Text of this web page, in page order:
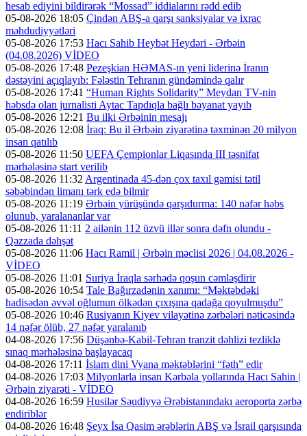
hesab ediyini bildirərək “Mossad” iddialarını rədd edib
05-08-2026 18:05 Çindən ABŞ-a qarşı sanksiyalar və ixrac
məhdudiyyətləri
05-08-2026 17:53 Hacı Sahib Heybət Heydəri - Ərbəin
(04.08.2026) VİDEO
05-08-2026 17:48 Pezeşkian HƏMAS-ın yeni liderinə İranın
dəstəyini açıqlayıb: Fələstin Tehranın gündəmində qalır
05-08-2026 17:41 “Human Rights Solidarity” Meydan TV-nin
həbsdə olan jurnalisti Aytac Tapdıqla bağlı bəyanat yayıb
05-08-2026 12:21 Bu ilki Ərbəinin mesajı
05-08-2026 12:08 İraq: Bu il Ərbəin ziyarətinə təxminən 20 milyon
insan qatılıb
05-08-2026 11:50 UEFA Çempionlar Liqasında III təsnifat
mərhələsinə start verilib
05-08-2026 11:32Argentinada 45-dən çox taxıl gəmisi tətil
səbəbindən limanı tərk edə bilmir
05-08-2026 11:19 Ərbəin yürüşündə qarşıdurma: 140 nəfər həbs
olunub, yaralananlar var
05-08-2026 11:11 2 ailənin 112 üzvü illər sonra dəfn olundu -
Qəzzada dəhşət
05-08-2026 11:06 Hacı Ramil | Ərbəin məclisi 2026 | 04.08.2026 -
VİDEO
05-08-2026 11:01 Suriya İraqla sərhədə qoşun cəmləşdirir
05-08-2026 10:54 Tale Bağırzadənin xanımı: “Məktəbdəki
hadisədən əvvəl oğlumun ölkədən çıxışına qadağa qoyulmuşdu”
05-08-2026 10:46 Rusiyanın Kiyev vilayətinə zərbələri nəticəsində
14 nəfər ölüb, 27 nəfər yaralanıb
04-08-2026 17:56 Düşənbə-Kabil-Tehran tranzit dəhlizi tezliklə
sınaq mərhələsinə başlayacaq
04-08-2026 17:11 İslam dini Vyana məktəblərini “fəth” edir
04-08-2026 17:03 Milyonlarla insan Kərbəla yollarında Hacı Sahin |
Ərbəin ziyarəti - VİDEO
04-08-2026 16:59 Husilər Səudiyyə Ərəbistanındakı aeroporta zərbə
endiriblər
04-08-2026 16:48 Şeyx İsa Qasim ərəblərin ABŞ və İsrail qarşısında